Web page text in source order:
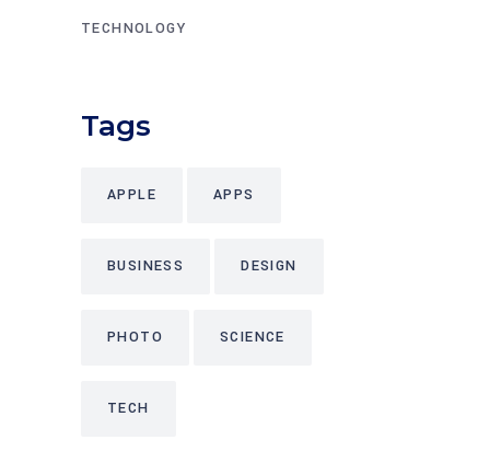
TECHNOLOGY
Tags
APPLE APPS
BUSINESS DESIGN
PHOTO SCIENCE
TECH